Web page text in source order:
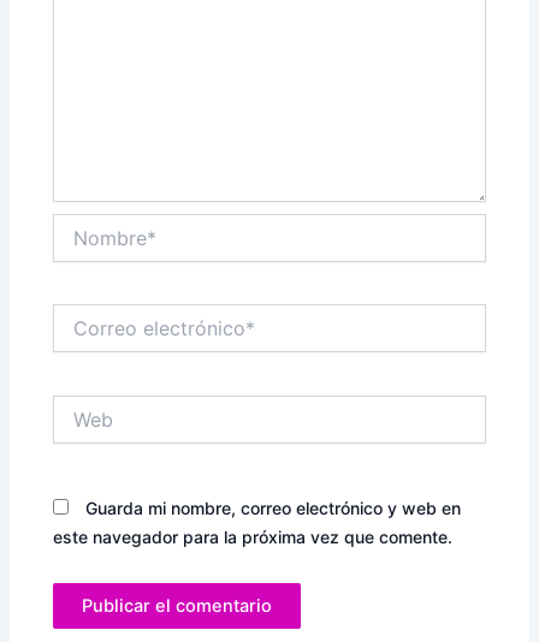
electrónico*
Guarda mi nombre, correo electrónico y web en
este navegador para la próxima vez que comente.